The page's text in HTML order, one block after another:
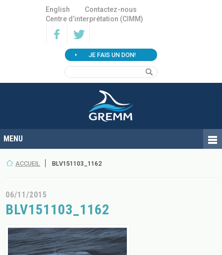
English
Contactez-nous
Centre d’interprétation (CIMM)
JE FAIS UN DON!
ACCUEIL BLV151103_1162
06/11/2015
BLV151103_1162